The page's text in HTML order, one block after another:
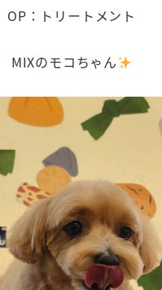
OP：トリートメント
MIXのモコちゃん